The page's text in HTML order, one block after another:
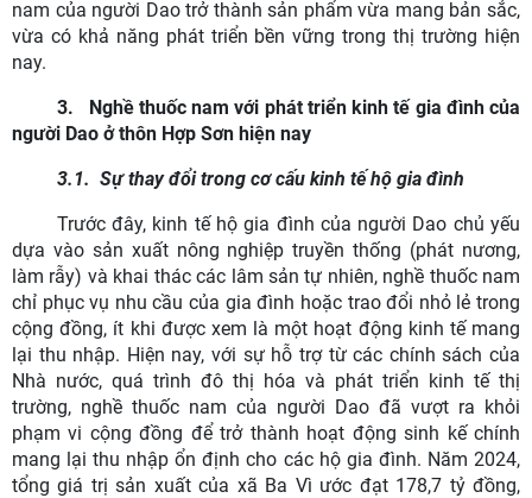
nam của người Dao trở thành sản phẩm vừa mang bản sắc,
vừa có khả năng phát triển bền vững trong thị trường hiện
nay.
3.
Nghề thuốc nam với phát triển kinh tế gia đình của
người Dao ở thôn Hợp Sơn hiện nay
3.1. Sự thay đổi trong cơ cấu kinh tế hộ gia đình
Trước đây, kinh tế hộ gia đình của người Dao chủ yếu
dựa vào sản xuất nông nghiệp truyền thống (phát nương,
làm rẫy) và khai thác các lâm sản tự nhiên, nghề thuốc nam
chỉ phục vụ nhu cầu của gia đình hoặc trao đổi nhỏ lẻ trong
cộng đồng, ít khi được xem là một hoạt động kinh tế mang
lại thu nhập. Hiện nay, với sự hỗ trợ từ các chính sách của
Nhà nước, quá trình đô thị hóa và phát triển kinh tế thị
trường, nghề thuốc nam của người Dao đã vượt ra khỏi
phạm vi cộng đồng để trở thành hoạt động sinh kế chính
mang lại thu nhập ổn định cho các hộ gia đình. Năm 2024,
tổng giá trị sản xuất của xã Ba Vì ước đạt 178,7 tỷ đồng,